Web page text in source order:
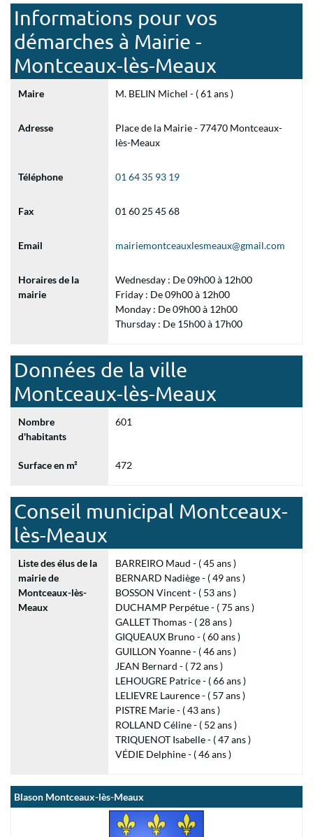
Informations pour vos
démarches à Mairie -
Montceaux-lès-Meaux
Maire M. BELIN Michel - ( 61 ans )
Adresse
Place de la Mairie - 77470 Montceaux-
lès-Meaux
Téléphone 01 64 35 93 19
Fax 01 60 25 45 68
Email mairiemontceauxlesmeaux@gmail.com
Horaires de la
mairie
Wednesday : De 09h00 à 12h00
Friday : De 09h00 à 12h00
Monday : De 09h00 à 12h00
Thursday : De 15h00 à 17h00
Données de la ville
Montceaux-lès-Meaux
Nombre
d'habitants
601
Surface en m² 472
Conseil municipal Montceaux-
lès-Meaux
Liste des élus de la
mairie de
Montceaux-lès-
Meaux
BARREIRO Maud - ( 45 ans )
BERNARD Nadiège - ( 49 ans )
BOSSON Vincent - ( 53 ans )
DUCHAMP Perpétue - ( 75 ans )
GALLET Thomas - ( 28 ans )
GIQUEAUX Bruno - ( 60 ans )
GUILLON Yoanne - ( 46 ans )
JEAN Bernard - ( 72 ans )
LEHOUGRE Patrice - ( 66 ans )
LELIEVRE Laurence - ( 57 ans )
PISTRE Marie - ( 43 ans )
ROLLAND Céline - ( 52 ans )
TRIQUENOT Isabelle - ( 47 ans )
VÉDIE Delphine - ( 46 ans )
Blason Montceaux-lès-Meaux